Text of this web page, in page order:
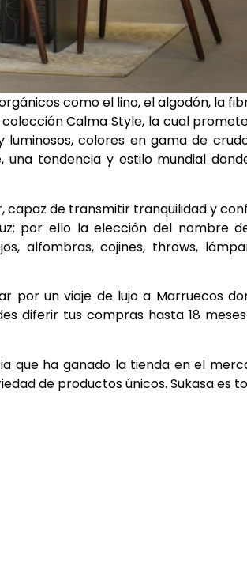
como el lino, el algodón, la
Calma Style, la cual
colores en gama de
tendencia y estilo mundial
capaz de transmitir tranquilidad y
por ello la elección del nombre
alfombras, cojines, throws,
por un viaje de lujo a Marruecos
diferir tus compras hasta 18
que ha ganado la tienda en el
de productos únicos. Sukasa es